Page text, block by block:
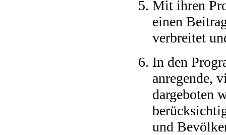
Mit ihren
einen
verbreitet
In den
anregende,
dargeboten
und